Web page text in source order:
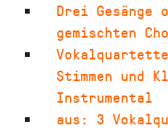
Drei Gesänge
gemischten
Stimmen und
Instrumental
aus: 3